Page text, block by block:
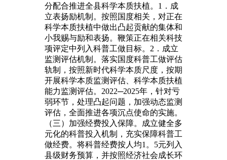
分配合推进全县科学本质扶植。1．成
立表扬励机制。按照国度相关，对正在
科学本质扶植中做出凸起贡献的集体和
小我赐与励和表扬。鞭策正在相关科技
项评定中列入科普工做目标。2．成立
监测评估机制。落实国度科普工做评估
轨制，按照新时代科学本质尺度，按期
开展科学本质监测评估、科学本质扶植
能力监测评估。2022─2025年，针对亏
弱环节，处理凸起问题，加强动态监测
评估，全面推进各项沉点使命的实施。
（三）加强经费投入保障。成立健全多
元化的科普投入机制，充实保障科普工
做经费。将科普经费按人均1。5元列入
县级财务预算，并按照经济社会成长环